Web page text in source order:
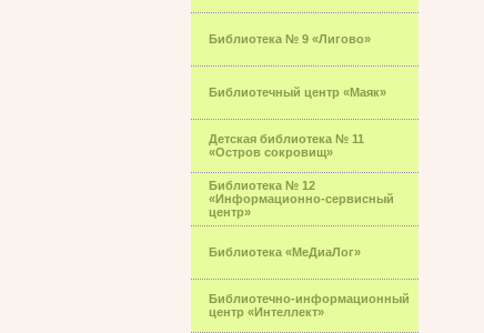
Библиотека № 9 «Лигово»
Библиотечный центр «Маяк»
Детская библиотека № 11
«Остров сокровищ»
Библиотека № 12
«Информационно-сервисный
центр»
Библиотека «МеДиаЛог»
Библиотечно-информационный
центр «Интеллект»